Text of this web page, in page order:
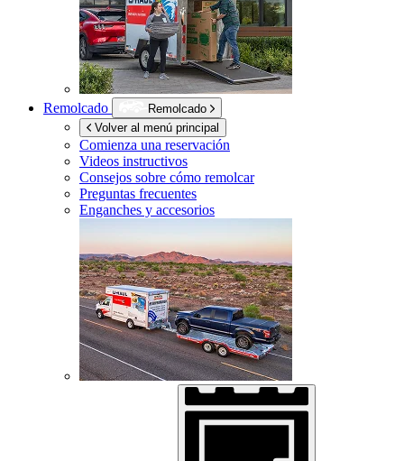
Remolcado
Remolcado
Volver al menú principal
Comienza una reservación
Videos instructivos
Consejos sobre cómo remolcar
Preguntas frecuentes
Enganches y accesorios